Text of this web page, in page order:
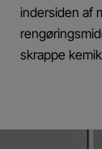
indersiden af
skrappe